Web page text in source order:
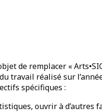
de remplacer «
travail réalisé sur
spécifiques :
ouvrir à d’autres